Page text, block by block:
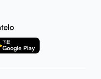
下載
Google Play